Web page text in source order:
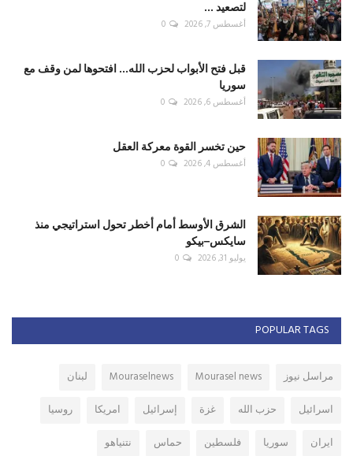
لتصعيد ...
أغسطس 7, 2026 0
قبل فتح الأبواب لحزب الله... افتحوها لمن وقف مع
سوريا
أغسطس 6, 2026 0
حين تخسر القوة معركة العقل
أغسطس 4, 2026 0
الشرق الأوسط أمام أخطر تحول استراتيجي منذ
سايكس–بيكو
يوليو 31, 2026 0
POPULAR TAGS
مراسل نيوز Mourasel news
Mouraselnews
لبنان
اسرائيل
حزب الله غزة إسرائيل امريكا
روسيا
ايران
سوريا فلسطين حماس نتنياهو